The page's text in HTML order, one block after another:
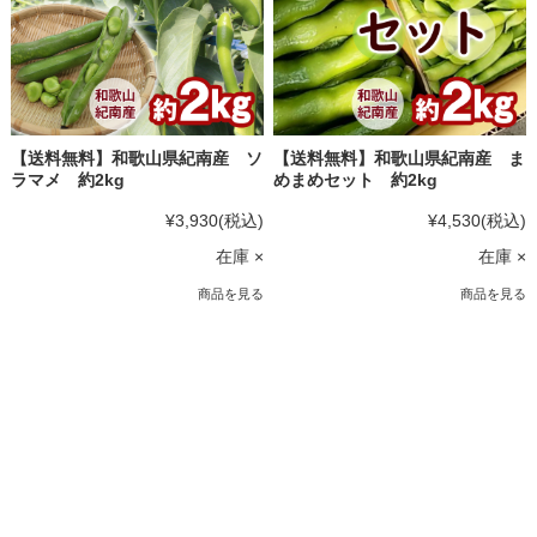
【送料無料】和歌山県紀南産 ソ
ラマメ 約2kg
¥3,930(税込)
在庫 ×
商品を見る
【送料無料】和歌山県紀南産 ま
めまめセット 約2kg
¥4,530(税込)
在庫 ×
商品を見る